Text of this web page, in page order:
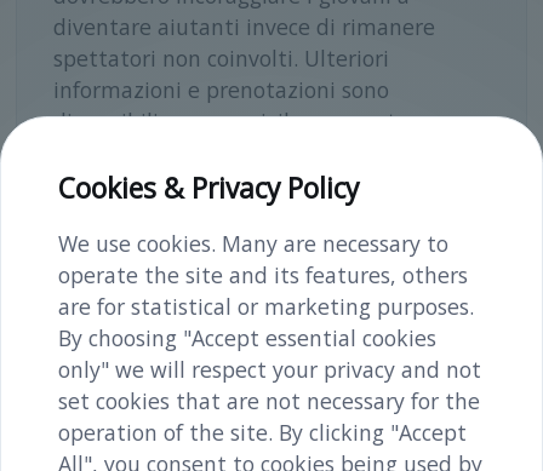
diventare aiutanti invece di rimanere
spettatori non coinvolti. Ulteriori
informazioni e prenotazioni sono
disponibili su www.zivilcourage.at.
Accesso e parcheggio
La città di Melk è raggiungibile in treno,
sia da Vienna che da Linz. Dalla stazione
ferroviaria di Melk, il memoriale del
campo di concentramento è raggiungibile
a piedi in 12-15 minuti. Ci sono diversi
Cookies & Privacy Policy
We use cookies. Many are necessary to
operate the site and its features, others
are for statistical or marketing purposes.
By choosing "Accept essential cookies
only" we will respect your privacy and not
set cookies that are not necessary for the
operation of the site. By clicking "Accept
All", you consent to cookies being used by